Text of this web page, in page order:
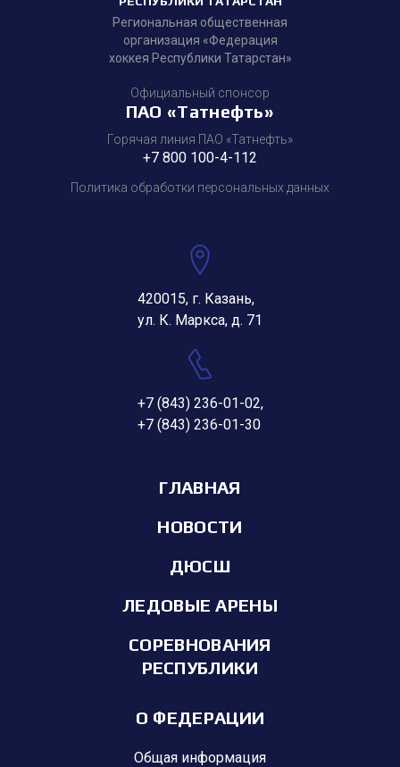
Региональная общественная
организация «Федерация
хоккея Республики Татарстан»
Официальный спонсор
ПАО «Татнефть»
Горячая линия ПАО «Татнефть»
+7 800 100-4-112
Политика обработки персональных данных
420015, г. Казань,
ул. К. Маркса, д. 71
+7 (843) 236-01-02,
+7 (843) 236-01-30
ГЛАВНАЯ
НОВОСТИ
ДЮСШ
ЛЕДОВЫЕ АРЕНЫ
СОРЕВНОВАНИЯ
РЕСПУБЛИКИ
О ФЕДЕРАЦИИ
Общая информация